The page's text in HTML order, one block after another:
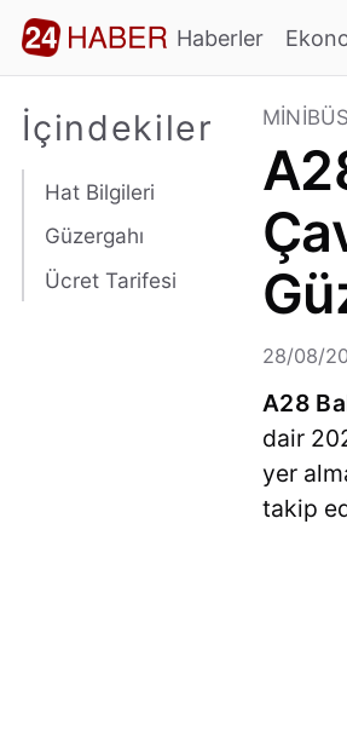
Haberler
İçindekiler
Hat Bilgileri
Güzergahı
Ücret Tarifesi
28/08/
A28
dair
yer
takip